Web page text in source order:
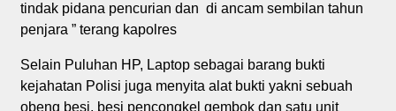
tindak pidana pencurian dan di ancam sembilan tahun
penjara ” terang kapolres
Selain Puluhan HP, Laptop sebagai barang bukti
kejahatan Polisi juga menyita alat bukti yakni sebuah
obeng besi, besi pencongkel gembok dan satu unit